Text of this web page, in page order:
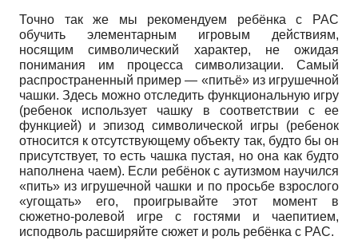
Точно так же мы рекомендуем ребёнка с РАС
обучить элементарным игровым действиям,
носящим символический характер, не ожидая
понимания им процесса символизации. Самый
распространенный пример — «питьё» из игрушечной
чашки. Здесь можно отследить функциональную игру
(ребенок использует чашку в соответствии с ее
функцией) и эпизод символической игры (ребенок
относится к отсутствующему объекту так, будто бы он
присутствует, то есть чашка пустая, но она как будто
наполнена чаем). Если ребёнок с аутизмом научился
«пить» из игрушечной чашки и по просьбе взрослого
«угощать» его, проигрывайте этот момент в
сюжетно-ролевой игре с гостями и чаепитием,
исподволь расширяйте сюжет и роль ребёнка с РАС.